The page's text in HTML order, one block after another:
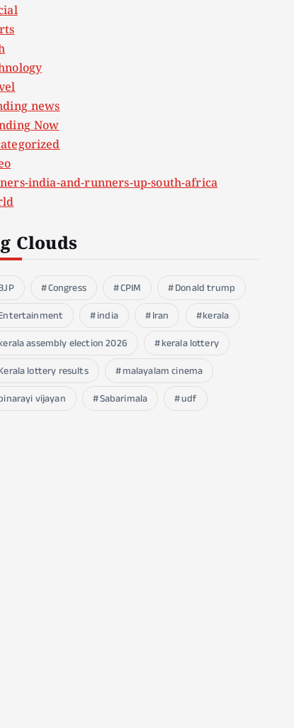
news
Now
india-and-runners-up-south-africa
Clouds
Congress CPIM
Donald trump
india Iran
kerala
assembly election 2026
kerala lottery
lottery results
malayalam cinema
vijayan
Sabarimala udf